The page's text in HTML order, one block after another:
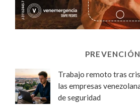
PREVENCIÓN
Trabajo remoto tras
las empresas
de seguridad